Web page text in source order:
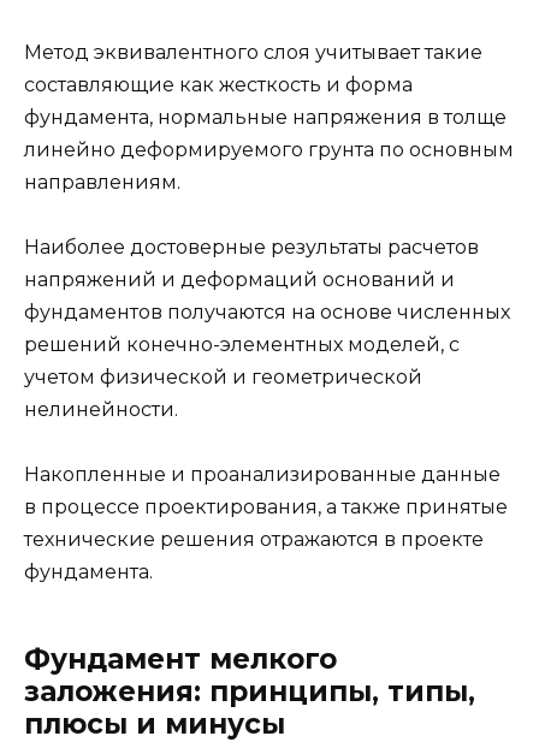
Метод эквивалентного слоя учитывает такие
составляющие как жесткость и форма
фундамента, нормальные напряжения в толще
линейно деформируемого грунта по основным
направлениям.
Наиболее достоверные результаты расчетов
напряжений и деформаций оснований и
фундаментов получаются на основе численных
решений конечно-элементных моделей, с
учетом физической и геометрической
нелинейности.
Накопленные и проанализированные данные
в процессе проектирования, а также принятые
технические решения отражаются в проекте
фундамента.
Фундамент мелкого
заложения: принципы, типы,
плюсы и минусы